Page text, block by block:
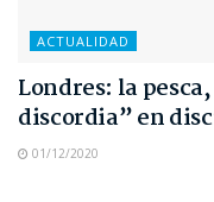
ACTUALIDAD
Londres: la
discordia” en
01/12/2020